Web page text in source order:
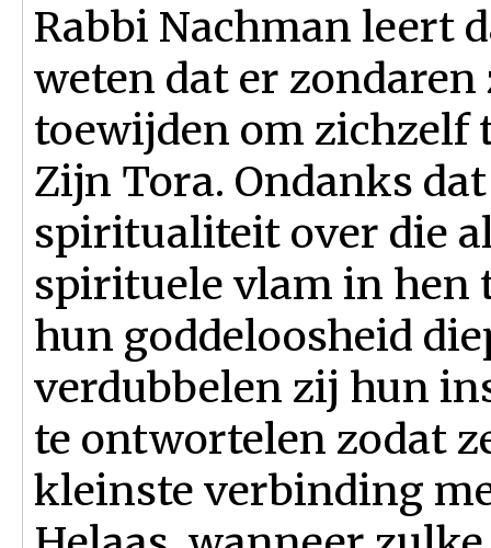
Rabbi Nachman leert
weten dat er
toewijden om zichzelf
Zijn Tora. Ondanks
spiritualiteit over die
spirituele vlam in hen
hun goddeloosheid
verdubbelen zij hun
te ontwortelen zodat
kleinste verbinding